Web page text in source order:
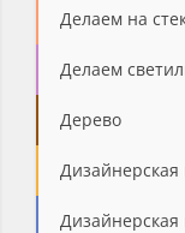
Делаем на
Делаем
Дерево
Дизайнерская
Дизайнерская